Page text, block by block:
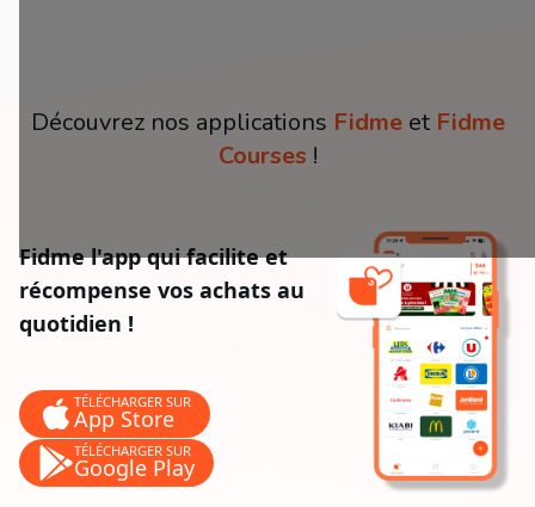
Découvrez nos applications Fidme et Fidme
Courses !
Fidme l'app qui facilite et
récompense vos achats au
quotidien !
TÉLÉCHARGER SUR
App Store
TÉLÉCHARGER SUR
Google Play